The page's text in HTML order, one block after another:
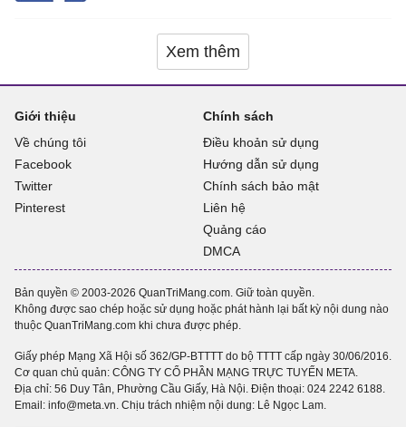
Xem thêm
Giới thiệu
Về chúng tôi
Facebook
Twitter
Pinterest
Chính sách
Điều khoản sử dụng
Hướng dẫn sử dụng
Chính sách bảo mật
Liên hệ
Quảng cáo
DMCA
Bản quyền © 2003-2026 QuanTriMang.com. Giữ toàn quyền.
Không được sao chép hoặc sử dụng hoặc phát hành lại bất kỳ nội dung nào
thuộc QuanTriMang.com khi chưa được phép.
Giấy phép Mạng Xã Hội số 362/GP-BTTTT do bộ TTTT cấp ngày 30/06/2016.
Cơ quan chủ quản: CÔNG TY CỔ PHẦN MẠNG TRỰC TUYẾN META.
Địa chỉ: 56 Duy Tân, Phường Cầu Giấy, Hà Nội. Điện thoại: 024 2242 6188.
Email: info@meta.vn. Chịu trách nhiệm nội dung: Lê Ngọc Lam.